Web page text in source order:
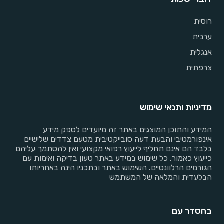
רוסית
ערבית
אנגלית
צרפתית
מדיניות ותנאי שימוש
המידע והתוכן המוצגים באתר זה מיועדים לספק מידע
אינפורמטיבי והבעת דעה סובייקטיבית מטעם צדדים שלישיים
בלבד הם אינם תחליף לייעוץ רפואי מקצועי ואין להסתמך עליהם
כייעוץ כאמור. כל שימוש במידע באתר טעון בדיקה ואימות עם
הגורמים הרלוונטיים. השימוש באתר ובתכניו הינה באחריותו
הבלעדית והמלאה של המשתמש
בהסדר עם